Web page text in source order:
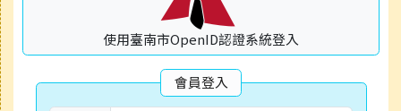
使用臺南市OpenID認證系統登入
會員登入